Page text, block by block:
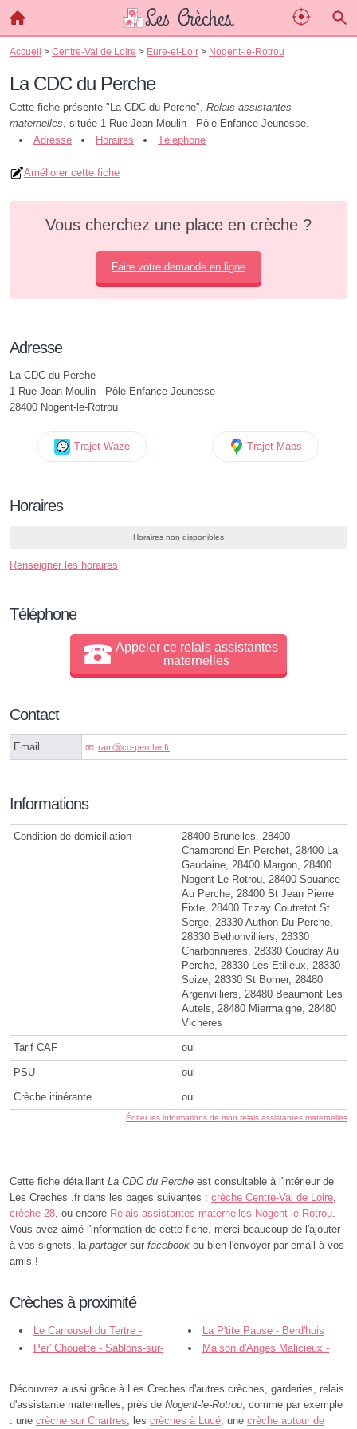
Accueil > Centre-Val de Loire > Eure-et-Loir > Nogent-le-Rotrou
La CDC du Perche
Cette fiche présente "La CDC du Perche", Relais assistantes
maternelles, située 1 Rue Jean Moulin - Pôle Enfance Jeunesse.
Adresse
Horaires Téléphone
Améliorer cette fiche
Vous cherchez une place en crèche ?
Faire votre demande en ligne
Adresse
La CDC du Perche
1 Rue Jean Moulin - Pôle Enfance Jeunesse
28400 Nogent-le-Rotrou
Trajet Waze Trajet Maps
Horaires
Horaires non disponibles
Renseigner les horaires
Téléphone
Appeler ce relais assistantes
maternelles
Contact
Email ramⓐcc-perche.fr
Informations
Condition de domiciliation
28400 Brunelles, 28400
Champrond En Perchet, 28400 La
Gaudaine, 28400 Margon, 28400
Nogent Le Rotrou, 28400 Souance
Au Perche, 28400 St Jean Pierre
Fixte, 28400 Trizay Coutretot St
Serge, 28330 Authon Du Perche,
28330 Bethonvilliers, 28330
Charbonnieres, 28330 Coudray Au
Perche, 28330 Les Etilleux, 28330
Soize, 28330 St Bomer, 28480
Argenvilliers, 28480 Beaumont Les
Autels, 28480 Miermaigne, 28480
Vicheres
Tarif CAF oui
PSU oui
Crèche itinérante oui
Éditer les informations de mon relais assistantes maternelles
Cette fiche détaillant La CDC du Perche est consultable à l'intérieur de
Les Creches .fr dans les pages suivantes : crèche Centre-Val de Loire,
crèche 28, ou encore Relais assistantes maternelles Nogent-le-Rotrou.
Vous avez aimé l'information de cette fiche, merci beaucoup de l'ajouter
à vos signets, la partagersur facebook ou bien l'envoyer par email à vos
amis !
Crèches à proximité
Le Carrousel du Tertre -
Nogent-le-Rotrou
La P'tite Pause - Berd'huis
Per' Chouette - Sablons-sur-
Maison d'Anges Malicieux -
Découvrez aussi grâce à Les Creches d'autres crèches, garderies, relais
d'assistante maternelles, près de Nogent-le-Rotrou, comme par exemple
: une crèche sur Chartres, les crèches à Lucé, une crèche autour de